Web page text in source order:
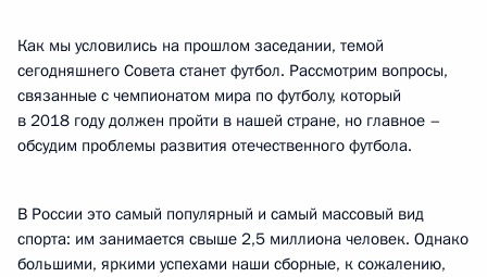
Как мы условились на прошлом заседании, темой
сегодняшнего Совета станет футбол. Рассмотрим вопросы,
связанные с чемпионатом мира по футболу, который
в 2018 году должен пройти в нашей стране, но главное –
обсудим проблемы развития отечественного футбола.
В России это самый популярный и самый массовый вид
спорта: им занимается свыше 2,5 миллиона человек. Однако
большими, яркими успехами наши сборные, к сожалению,